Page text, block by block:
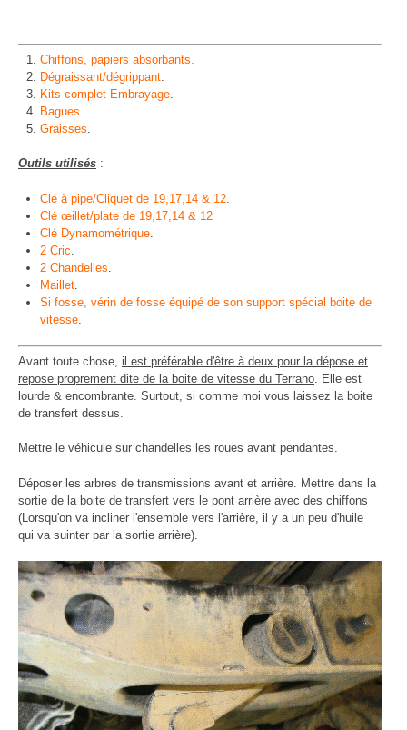
Chiffons, papiers absorbants.
Dégraissant/dégrippant.
Kits complet Embrayage.
Bagues.
Graisses.
Outils utilisés :
Clé à pipe/Cliquet de 19,17,14 & 12
Clé œillet/plate de 19,17,14 & 12
Clé Dynamométrique
2 Cric
2 Chandelles
Maillet
Si fosse, vérin de fosse équipé de son support spécial boite de
vitesse
Avant toute chose, il est préférable d'être à deux pour la dépose et
repose proprement dite de la boite de vitesse du Terrano. Elle est
lourde & encombrante. Surtout, si comme moi vous laissez la boite
de transfert dessus.
Mettre le véhicule sur chandelles les roues avant pendantes.
Déposer les arbres de transmissions avant et arrière. Mettre dans la
sortie de la boite de transfert vers le pont arrière avec des chiffons
(Lorsqu'on va incliner l'ensemble vers l'arrière, il y a un peu d'huile
qui va suinter par la sortie arrière).